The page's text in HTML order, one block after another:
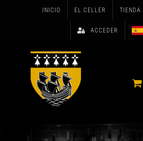
INICIO EL CELLER TIENDA
ACCEDER